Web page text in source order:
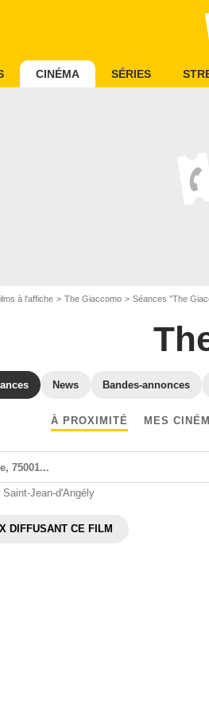
CINÉMA SÉRIES
à l'affiche The Giaccomo Séances "The
News Bandes-annonces
À PROXIMITÉ MES
Jean-d'Angély
DIFFUSANT CE FILM